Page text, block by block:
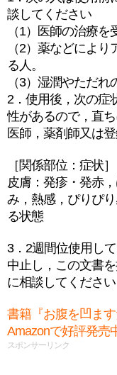
談してください
（1）医師の治療を
（2）薬などによ
る人。
（3）湿潤やただれ
2．使用後，次の症
性があるので，直
医師，薬剤師又は
［関係部位：症状］
皮膚：発疹・発赤
み，熱感，ぴりぴ
る状態
3．2週間位使用し
中止し，この文書
に相談してください
書籍『お腹を凹ま
Amazonで好評発売
スポンサーリンク